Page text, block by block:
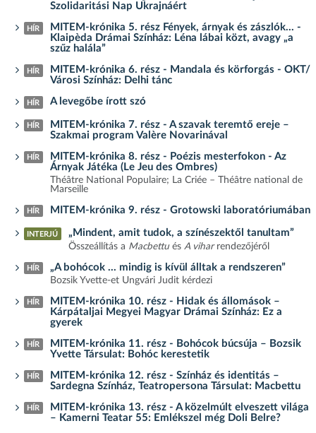
Szolidaritási Nap Ukrajnáért
HÍR
MITEM-krónika 5. rész Fények, árnyak és zászlók… -
Klaipèda Drámai Színház: Léna lábai közt, avagy „a
szűz halála”
HÍR
MITEM-krónika 6. rész - Mandala és körforgás - OKT/
Városi Színház: Delhi tánc
HÍR A levegőbe írott szó
HÍR
MITEM-krónika 7. rész - A szavak teremtő ereje –
Szakmai program Valère Novarinával
HÍR
MITEM-krónika 8. rész - Poézis mesterfokon - Az
Árnyak Játéka (Le Jeu des Ombres)
Théâtre National Populaire; La Criée – Théâtre national de
Marseille
HÍR MITEM-krónika 9. rész - Grotowski laboratóriumában
INTERJÚ „Mindent, amit tudok, a színészektől tanultam”
Összeállítás a Macbettués A viharrendezőjéről
HÍR „A bohócok … mindig is kívül álltak a rendszeren”
Bozsik Yvette-et Ungvári Judit kérdezi
HÍR
MITEM-krónika 10. rész - Hidak és állomások –
Kárpátaljai Megyei Magyar Drámai Színház: Ez a
gyerek
HÍR
MITEM-krónika 11. rész - Bohócok búcsúja – Bozsik
Yvette Társulat: Bohóc kerestetik
HÍR
MITEM-krónika 12. rész - Színház és identitás –
Sardegna Színház, Teatropersona Társulat: Macbettu
HÍR
MITEM-krónika 13. rész - A közelmúlt elveszett világa
– Kamerni Teatar 55: Emlékszel még Doli Belre?